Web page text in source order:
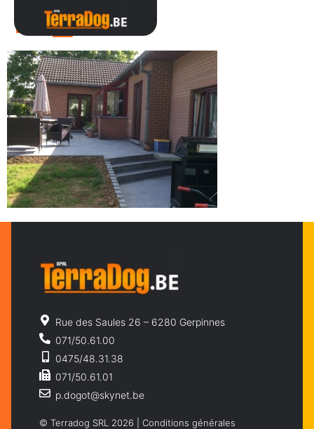
IMG_0490
Rue des Saules 26 – 6280 Gerpinnes
071/50.61.00
0475/48.31.38
071/50.61.01
p.dogot@skynet.be
© Terradog SRL 2026 | Conditions générales